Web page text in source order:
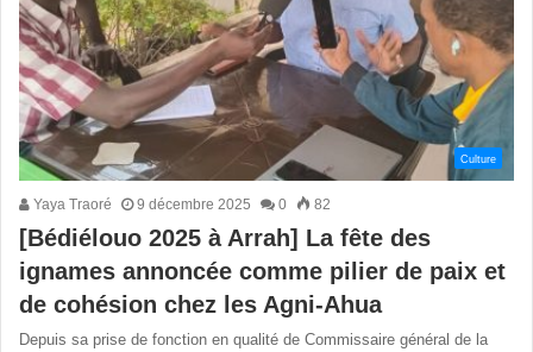
Culture
Yaya Traoré 9 décembre 2025 0 82
[Bédiélouo 2025 à Arrah] La fête des
ignames annoncée comme pilier de paix et
de cohésion chez les Agni-Ahua
Depuis sa prise de fonction en qualité de Commissaire général de la